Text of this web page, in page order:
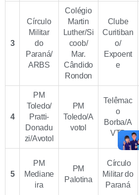
3
Círculo
Militar
do
Paraná/
ARBS
Colégio
Martin
Luther/Si
coob/
Mar.
Cândido
Rondon
Clube
Curitiban
o/
Expoent
e
4
PM
Toledo/
Pratti-
Donadu
zi/Avotol
PM
Toledo/A
votol
Telêmac
o
Borba/A
VTB
5
PM
Mediane
ira
PM
Palotina
Círculo
Militar do
Paraná